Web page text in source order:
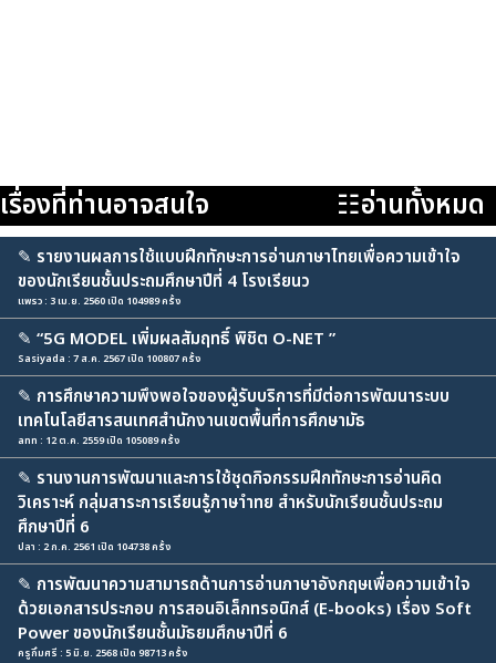
เรื่องที่ท่านอาจสนใจ ☷อ่านทั้งหมด
✎ รายงานผลการใช้แบบฝึกทักษะการอ่านภาษาไทยเพื่อความเข้าใจ
ของนักเรียนชั้นประถมศึกษาปีที่ 4 โรงเรียนว
แพรว : 3 เม.ย. 2560 เปิด 104989 ครั้ง
✎ “5G MODEL เพิ่มผลสัมฤทธิ์ พิชิต O-NET ”
Sasiyada : 7 ส.ค. 2567 เปิด 100807 ครั้ง
✎ การศึกษาความพึงพอใจของผู้รับบริการที่มีต่อการพัฒนาระบบ
เทคโนโลยีสารสนเทศสำนักงานเขตพื้นที่การศึกษามัธ
ann : 12 ต.ค. 2559 เปิด 105089 ครั้ง
✎ รานงานการพัฒนาและการใช้ชุดกิจกรรมฝึกทักษะการอ่านคิด
วิเคราะห์ กลุ่มสาระการเรียนรู้ภาษาำทย สำหรับนักเรียนชั้นประถม
ศึกษาปีที่ 6
ปลา : 2 ก.ค. 2561 เปิด 104738 ครั้ง
✎ การพัฒนาความสามารถด้านการอ่านภาษาอังกฤษเพื่อความเข้าใจ
ด้วยเอกสารประกอบ การสอนอิเล็กทรอนิกส์ (E-books) เรื่อง Soft
Power ของนักเรียนชั้นมัธยมศึกษาปีที่ 6
ครูกิ๋มศรี : 5 มิ.ย. 2568 เปิด 98713 ครั้ง